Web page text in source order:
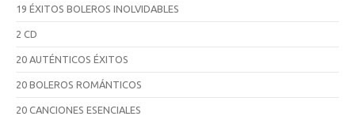
19 ÉXITOS BOLEROS INOLVIDABLES
2 CD
20 AUTÉNTICOS ÉXITOS
20 BOLEROS ROMÁNTICOS
20 CANCIONES ESENCIALES